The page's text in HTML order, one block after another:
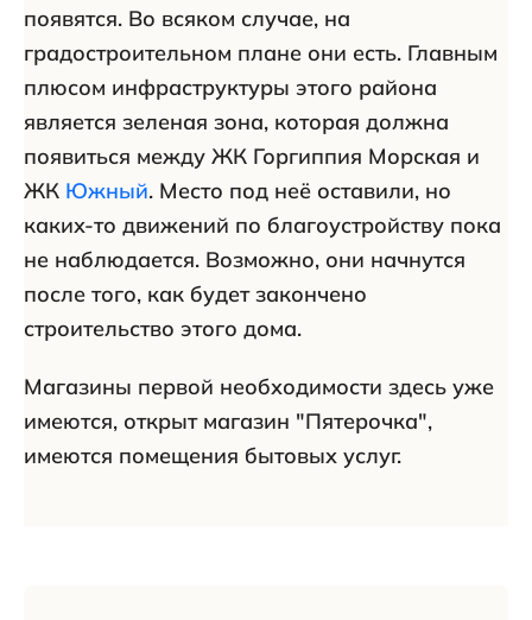
появятся. Во всяком случае, на
градостроительном плане они есть. Главным
плюсом инфраструктуры этого района
является зеленая зона, которая должна
появиться между ЖК Горгиппия Морская и
ЖК Южный. Место под неё оставили, но
каких-то движений по благоустройству пока
не наблюдается. Возможно, они начнутся
после того, как будет закончено
строительство этого дома.
Магазины первой необходимости здесь уже
имеются, открыт магазин "Пятерочка",
имеются помещения бытовых услуг.